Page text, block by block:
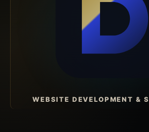
WEBSITE DEVELOPMENT &